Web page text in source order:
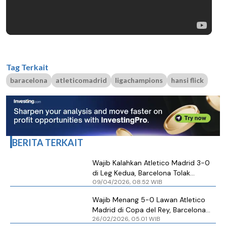
Tag Terkait
baracelona atleticomadrid ligachampions hansi flick
BERITA TERKAIT
Wajib Kalahkan Atletico Madrid 3-0
di Leg Kedua, Barcelona Tolak
Menyerah
09/04/2026, 08.52 WIB
Wajib Menang 5-0 Lawan Atletico
Madrid di Copa del Rey, Barcelona
Tolak Menyerah
26/02/2026, 05.01 WIB